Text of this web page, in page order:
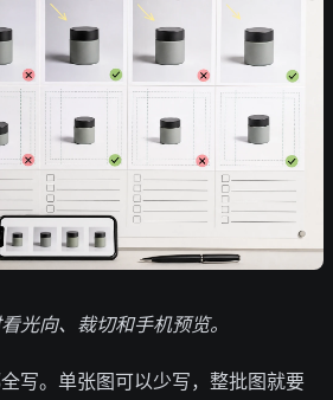
光向、裁切和手机预览。
写。单张图可以少写，整批图就要